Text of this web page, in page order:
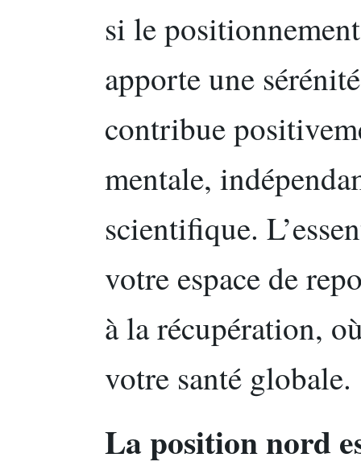
si le
apporte une
contribue
mentale,
scientifique.
votre espace de
à la récupération,
votre santé globale.
La position nord